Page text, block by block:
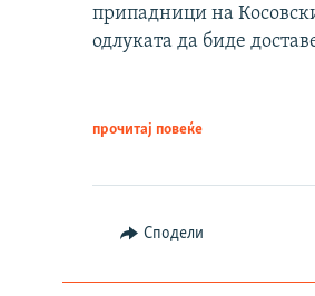
припадници на
одлуката да биде
прочитај повеќе
Сподели